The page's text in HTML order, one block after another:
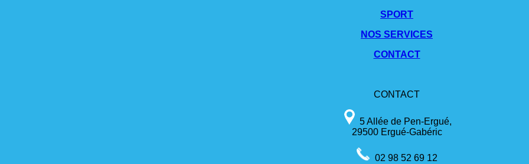
SPORT
NOS SERVICES
CONTACT
CONTACT
5 Allée de Pen-Ergué,
29500 Ergué-Gabéric
02 98 52 69 12